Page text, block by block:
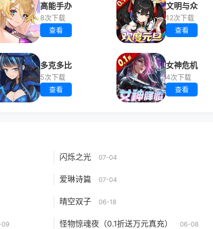
高能手办
8次下载
查看
文明与众
12次下载
查看
多克多比
5次下载
查看
女神危机
4次下载
查看
闪烁之光 07-04
爱琳诗篇 07-04
晴空双子 06-18
怪物惊魂夜（0.1折送万元真充） 06-08